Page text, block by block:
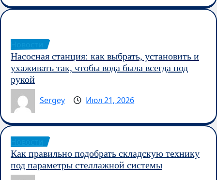
Насосная станция: как выбрать, установить и
ухаживать так, чтобы вода была всегда под
рукой
Sergey
Июл 21, 2026
Как правильно подобрать складскую технику
под параметры стеллажной системы